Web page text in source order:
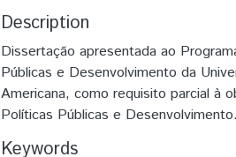
Description
Dissertação apresentada ao
Públicas e Desenvolvimento da
Americana, como requisito parcial à
Políticas Públicas e Desenvolvimento.
Keywords